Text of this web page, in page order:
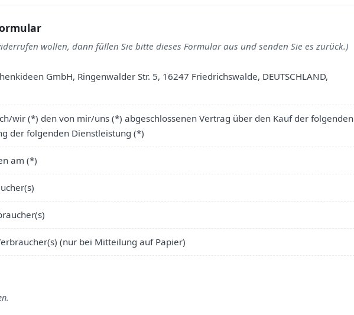
wollen, dann füllen Sie bitte dieses Formular aus und senden Sie es zurück.)
GmbH, Ringenwalder Str. 5, 16247 Friedrichswalde, DEUTSCHLAND,
wir (*) den von mir/uns (*) abgeschlossenen Vertrag über den Kauf der folgenden
der folgenden Dienstleistung (*)
am (*)
(nur bei Mitteilung auf Papier)